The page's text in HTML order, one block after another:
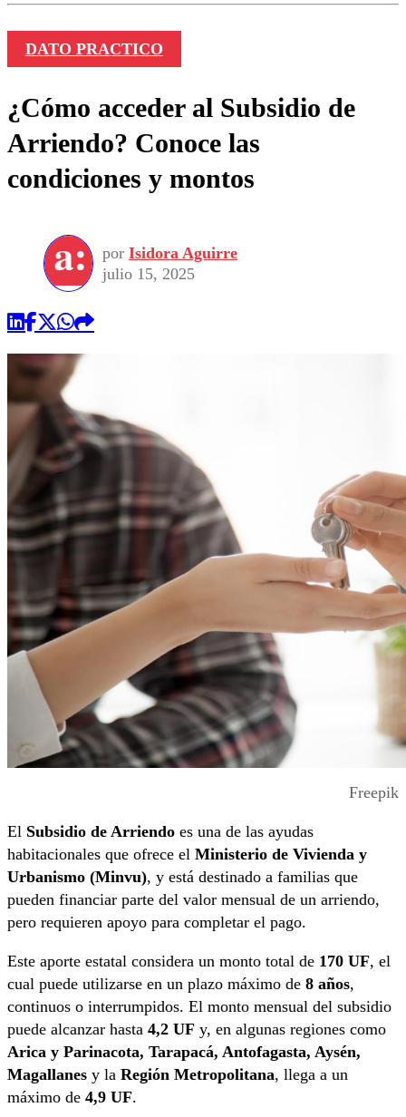
DATO PRACTICO
¿Cómo acceder al Subsidio de
Arriendo? Conoce las
condiciones y montos
por Isidora Aguirre
julio 15, 2025
Freepik
El Subsidio de Arriendo es una de las ayudas
habitacionales que ofrece el Ministerio de Vivienda y
Urbanismo (Minvu), y está destinado a familias que
pueden financiar parte del valor mensual de un arriendo,
pero requieren apoyo para completar el pago.
Este aporte estatal considera un monto total de 170 UF, el
cual puede utilizarse en un plazo máximo de 8 años,
continuos o interrumpidos. El monto mensual del subsidio
puede alcanzar hasta 4,2 UF y, en algunas regiones como
Arica y Parinacota, Tarapacá, Antofagasta, Aysén,
Magallanes y la Región Metropolitana, llega a un
máximo de 4,9 UF.